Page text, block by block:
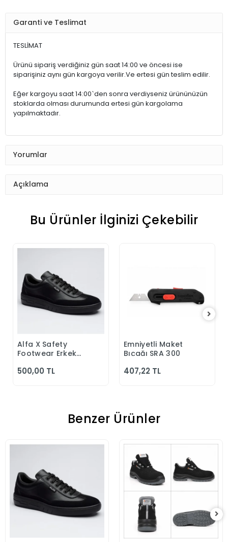
Garanti ve Teslimat
TESLİMAT
Ürünü sipariş verdiğiniz gün saat 14:00 ve öncesi ise
siparişiniz aynı gün kargoya verilir.Ve ertesi gün teslim edilir.
Eğer kargoyu saat 14:00`den sonra verdiyseniz ürününüzün
stoklarda olması durumunda ertesi gün kargolama
yapılmaktadır.
Yorumlar
Açıklama
Bu Ürünler İlginizi Çekebilir
Sepete Ekle
Alfa X Safety
Footwear Erkek
Klasik Ayakkabı
500,00 TL
Sepete Ekle
Emniyetli Maket
Bıçağı SRA 300
407,22 TL
Benzer Ürünler